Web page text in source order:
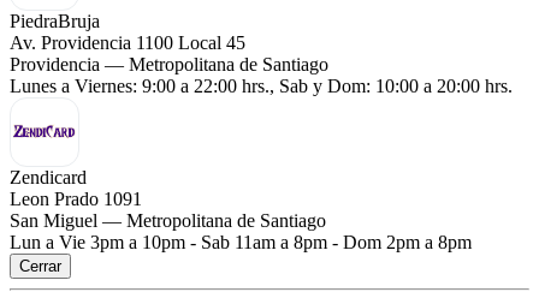
PiedraBruja
Av. Providencia 1100 Local 45
Providencia — Metropolitana de Santiago
Lunes a Viernes: 9:00 a 22:00 hrs., Sab y Dom: 10:00 a 20:00 hrs.
Zendicard
Leon Prado 1091
San Miguel — Metropolitana de Santiago
Lun a Vie 3pm a 10pm - Sab 11am a 8pm - Dom 2pm a 8pm
Cerrar